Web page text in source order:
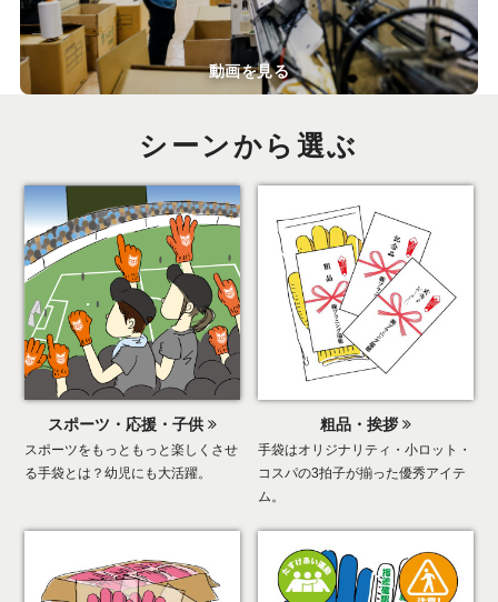
動画を見る
シーンから選ぶ
スポーツ・応援・子供
スポーツをもっともっと楽しくさせ
る手袋とは？幼児にも大活躍。
粗品・挨拶
手袋はオリジナリティ・小ロット・
コスパの3拍子が揃った優秀アイテ
ム。